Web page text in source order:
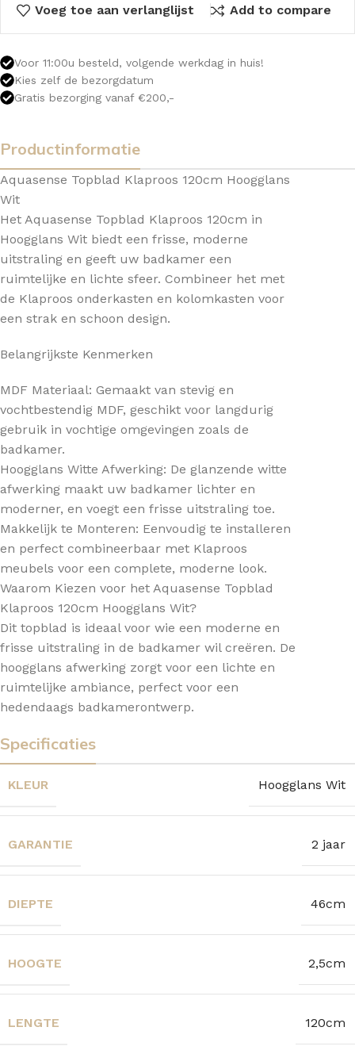
Voeg toe aan verlanglijst Add to compare
Voor 11:00u besteld, volgende werkdag in huis!
Kies zelf de bezorgdatum
Gratis bezorging vanaf €200,-
Productinformatie
Aquasense Topblad Klaproos 120cm Hoogglans
Wit
Het Aquasense Topblad Klaproos 120cm in
Hoogglans Wit biedt een frisse, moderne
uitstraling en geeft uw badkamer een
ruimtelijke en lichte sfeer. Combineer het met
de Klaproos onderkasten en kolomkasten voor
een strak en schoon design.
Belangrijkste Kenmerken
MDF Materiaal: Gemaakt van stevig en
vochtbestendig MDF, geschikt voor langdurig
gebruik in vochtige omgevingen zoals de
badkamer.
Hoogglans Witte Afwerking: De glanzende witte
afwerking maakt uw badkamer lichter en
moderner, en voegt een frisse uitstraling toe.
Makkelijk te Monteren: Eenvoudig te installeren
en perfect combineerbaar met Klaproos
meubels voor een complete, moderne look.
Waarom Kiezen voor het Aquasense Topblad
Klaproos 120cm Hoogglans Wit?
Dit topblad is ideaal voor wie een moderne en
frisse uitstraling in de badkamer wil creëren. De
hoogglans afwerking zorgt voor een lichte en
ruimtelijke ambiance, perfect voor een
hedendaags badkamerontwerp.
Specificaties
KLEUR Hoogglans Wit
GARANTIE 2 jaar
DIEPTE 46cm
HOOGTE 2,5cm
LENGTE 120cm